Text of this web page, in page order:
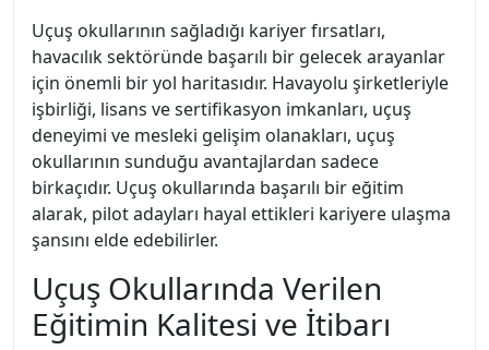
Uçuş okullarının sağladığı kariyer fırsatları,
havacılık sektöründe başarılı bir gelecek arayanlar
için önemli bir yol haritasıdır. Havayolu şirketleriyle
işbirliği, lisans ve sertifikasyon imkanları, uçuş
deneyimi ve mesleki gelişim olanakları, uçuş
okullarının sunduğu avantajlardan sadece
birkaçıdır. Uçuş okullarında başarılı bir eğitim
alarak, pilot adayları hayal ettikleri kariyere ulaşma
şansını elde edebilirler.
Uçuş Okullarında Verilen
Eğitimin Kalitesi ve İtibarı